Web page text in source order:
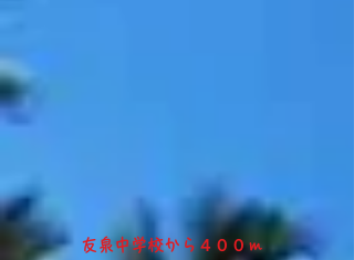
​友泉中学校から４００ｍ​